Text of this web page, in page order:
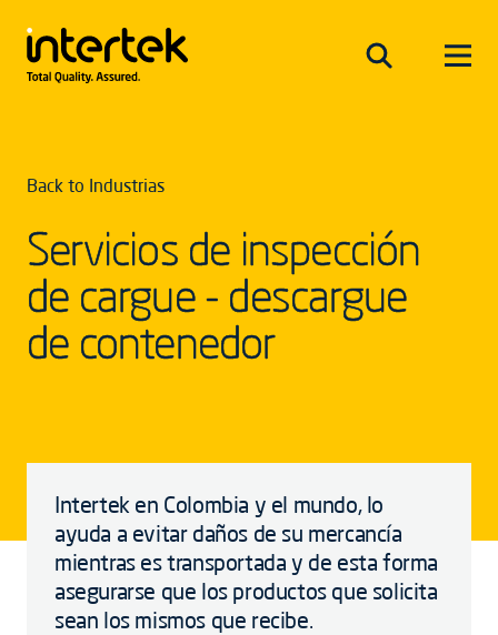
Back to Industrias
Servicios de inspección
de cargue - descargue
de contenedor
Intertek en Colombia y el mundo, lo
ayuda a evitar daños de su mercancía
mientras es transportada y de esta forma
asegurarse que los productos que solicita
sean los mismos que recibe.